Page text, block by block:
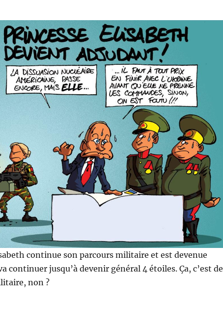
continue son parcours militaire et est devenue
continuer jusqu’à devenir général 4 étoiles. Ça, c’est de
non ?